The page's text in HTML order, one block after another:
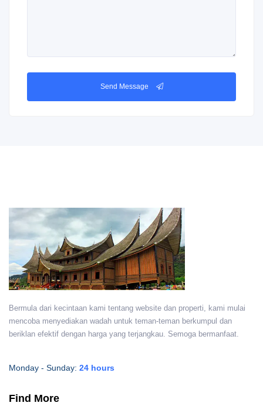
Send Message
Bermula dari kecintaan kami tentang website dan properti, kami mulai
mencoba menyediakan wadah untuk teman-teman berkumpul dan
beriklan efektif dengan harga yang terjangkau. Semoga bermanfaat.
Monday - Sunday: 24 hours
Find More